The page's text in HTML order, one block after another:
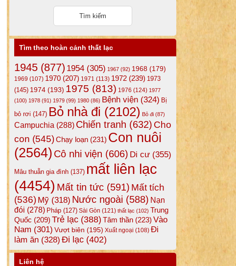
Tìm theo hoàn cảnh thất lạc
1945 (877) 1954 (305) 1967 (92) 1968 (179)
1969 (107) 1970 (207) 1971 (113) 1972 (239) 1973
(145) 1974 (193) 1975 (813) 1976 (124) 1977
(100) 1978 (91) 1979 (99) 1980 (86) Bệnh viện (324) Bị
bỏ rơi (147) Bỏ nhà đi (2102) Bỏ đi (87)
Campuchia (288) Chiến tranh (632) Cho
con (545)Chạy loạn (231) Con nuôi
(2564) Cô nhi viện (606) Di cư (355)
Mâu thuẫn gia đình (137) mất liên lạc
(4454) Mất tin tức (591) Mất tích
(536) Mỹ (318) Nước ngoài (588) Nạn
đói (278) Pháp (127) Sài Gòn (121) thất lạc (102) Trung
Quốc (209) Trẻ lạc (388) Tâm thần (223) Vào
Nam (301) Vượt biên (195) Xuất ngoại (108) Đi
làm ăn (328) Đi lạc (402)
Liên hệ